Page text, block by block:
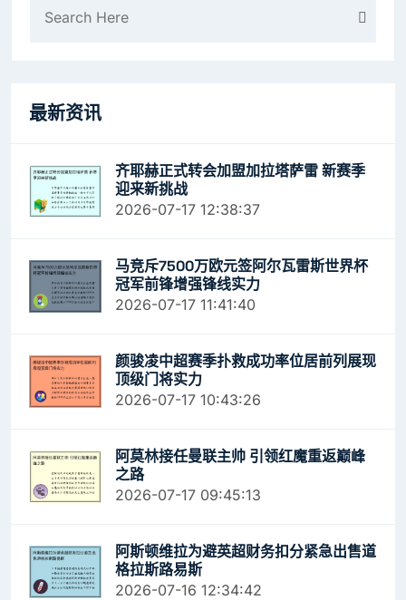
最新资讯
齐耶赫正式转会加盟加拉塔萨雷 新赛季
迎来新挑战
2026-07-17 12:38:37
马竞斥7500万欧元签阿尔瓦雷斯世界杯
冠军前锋增强锋线实力
2026-07-17 11:41:40
颜骏凌中超赛季扑救成功率位居前列展现
顶级门将实力
2026-07-17 10:43:26
阿莫林接任曼联主帅 引领红魔重返巅峰
之路
2026-07-17 09:45:13
阿斯顿维拉为避英超财务扣分紧急出售道
格拉斯路易斯
2026-07-16 12:34:42